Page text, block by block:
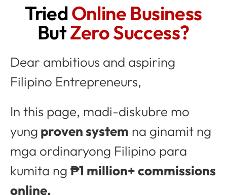
TriedOnline Business
ButZero Success?
Dear ambitious and aspiring
Filipino Entrepreneurs,
In this page, madi-diskubre mo
yung proven system na ginamit ng
mga ordinaryong Filipino para
kumita ng ₱1 million+ commissions
online.